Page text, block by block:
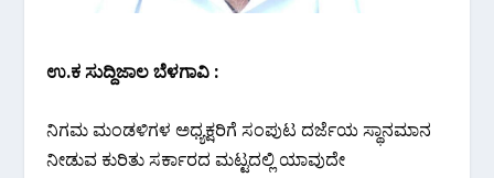
ಉ.ಕ ಸುದ್ದಿಜಾಲ ಬೆಳಗಾವಿ :
ನಿಗಮ ಮಂಡಳಿಗಳ ಅಧ್ಯಕ್ಷರಿಗೆ ಸಂಪುಟ ದರ್ಜೆಯ ಸ್ಥಾನಮಾನ
ನೀಡುವ ಕುರಿತು ಸರ್ಕಾರದ ಮಟ್ಟದಲ್ಲಿ ಯಾವುದೇ